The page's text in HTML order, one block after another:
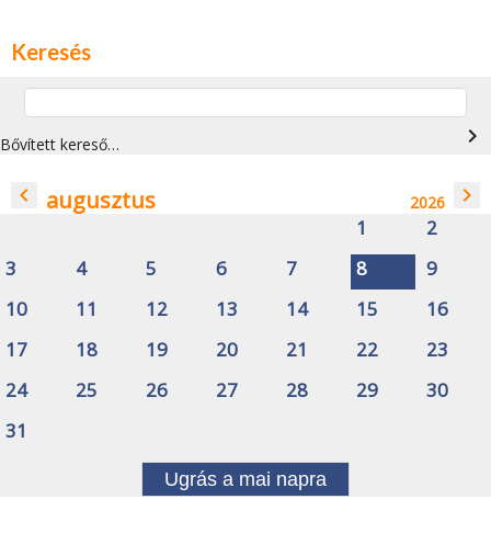
Keresés
Bővített kereső… navigate_next
navigate_before augusztus 2026 navigate_next
1
2
3
4 5 6 7 8
9
10
11 12 13 14 15
16
17
18 19 20 21 22
23
24
25 26 27 28 29
30
31
Ugrás a mai napra